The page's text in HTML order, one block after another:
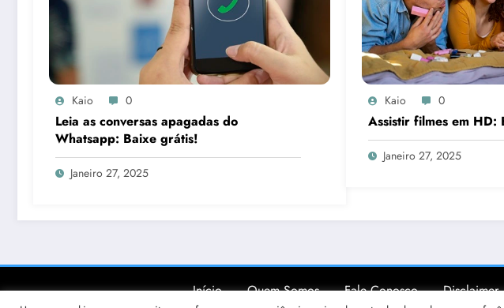
Kaio 0
Leia as conversas apagadas do
Whatsapp: Baixe grátis!
Janeiro 27, 2025
Kaio 0
Assistir filmes em HD:
Janeiro 27, 2025
Início Quem Somos Fale Conosco Disclaimer